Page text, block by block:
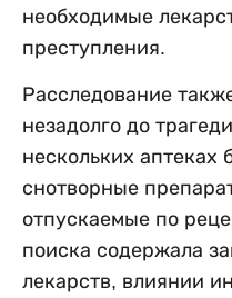
необходимые
преступления.
Расследование
незадолго до
нескольких аптеках
снотворные
отпускаемые по
поиска содержала
лекарств, влиянии